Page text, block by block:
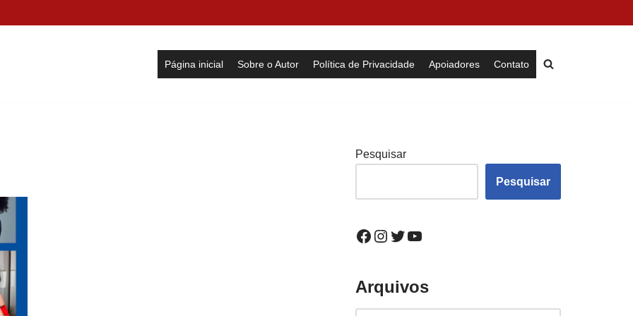
Página inicial Sobre o Autor Política de Privacidade Apoiadores Contato
Pesquisar
Pesquisar
Arquivos